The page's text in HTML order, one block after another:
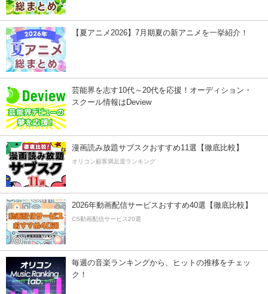
【夏アニメ2026】7月期夏の新アニメを一挙紹介！
芸能界を志す10代～20代を応援！オーディション・
スクール情報はDeview
漫画読み放題サブスクおすすめ11選【徹底比較】
オリコン顧客満足度ランキング
2026年動画配信サービスおすすめ40選【徹底比較】
CS動画配信サービス20選
毎週の音楽ランキングから、ヒットの推移をチェッ
ク！